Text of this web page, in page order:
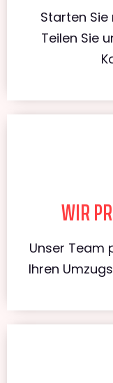
Starten
Teilen Sie
WIR
Unser Team
Ihren